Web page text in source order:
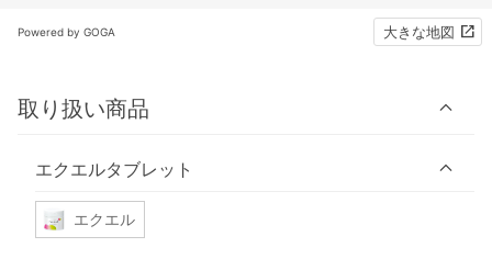
Powered by GOGA 大きな地図
取り扱い商品
エクエルタブレット
エクエル